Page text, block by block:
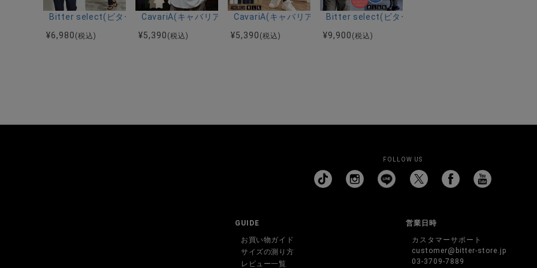
Bitter select(ビターセレクト)接触冷感スーパーストレッチバンドカラー半袖シャツ＆イージーパンツ/全2色
¥6,980 (税込)
CavariA(キャバリア)キーネック半袖Tシャツ/全4色
¥5,390 (税込)
CavariA(キャバリア)ストレッチジョッパーパンツ/全4色
¥5,390 (税込)
Bitter select(ビターセレクト)接触冷感スーパース
¥9,900 (税込)
FOLLOW US
GUIDE
お買い物ガイド
サイズの測り方
レビュー一覧
営業日時
カスタマーサポート
customer@bitter-store.jp
03-3709-7889